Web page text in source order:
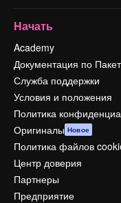
Начать
Academy
Документация по
Служба поддержки
Условия и положения
Политика
Оригиналы Новое
Политика файлов
Центр доверия
Партнеры
Предприятие